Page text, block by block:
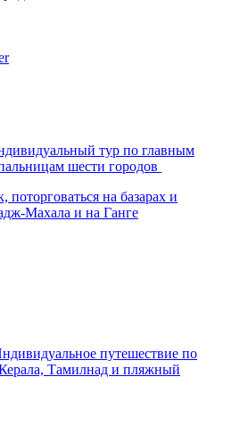
тур по главным
шести городов
поторговаться на базарах и
Махала и на Ганге